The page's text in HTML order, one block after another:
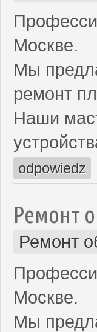
Москве.
Мы
ремонт
Наши
odpowiedz
Ремонт
Ремонт
Москве.
Мы